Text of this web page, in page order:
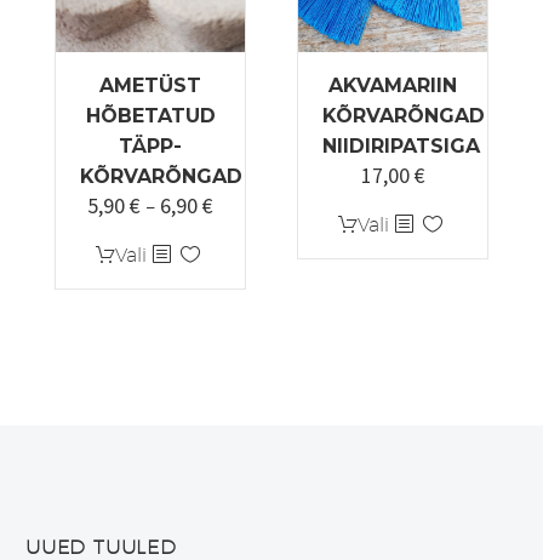
AMETÜST
HÕBETATUD
TÄPP-
KÕRVARÕNGAD
5,90€ – 6,90€
6,90 €
Vali Sellel
tootel
AKVAMARIIN
KÕRVARÕNGAD
NIIDIRIPATSIGA
17,00€
Vali Sellel
tootel
UUED TUULED